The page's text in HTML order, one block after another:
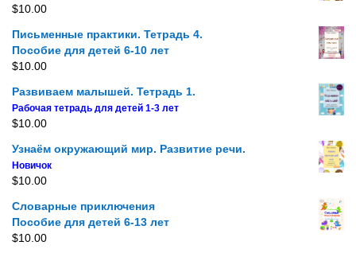
$10.00
Письменные практики. Тетрадь 4.
Пособие для детей 6-10 лет
$10.00
Развиваем малышей. Тетрадь 1.
Рабочая тетрадь для детей 1-3 лет
$10.00
Узнаём окружающий мир. Развитие речи.
Новичок
$10.00
Словарные приключения
Пособие для детей 6-13 лет
$10.00